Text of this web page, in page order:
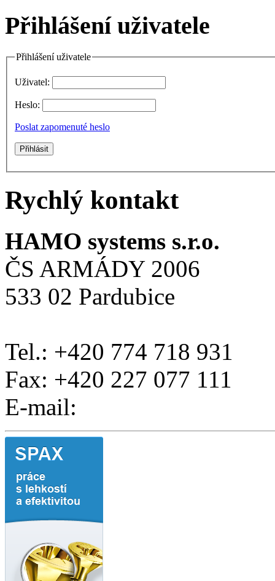
Přihlášení uživatele
Přihlášení uživatele
Uživatel:
Heslo:
Poslat zapomenuté heslo
Rychlý kontakt
HAMO systems s.r.o.
ČS ARMÁDY 2006
533 02 Pardubice
Tel.: +420 774 718 931
Fax: +420 227 077 111
E-mail: